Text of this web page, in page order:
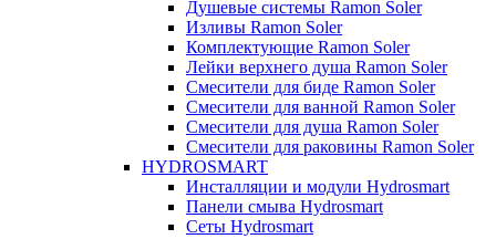
Душевые системы Ramon Soler
Изливы Ramon Soler
Комплектующие Ramon Soler
Лейки верхнего душа Ramon Soler
Смесители для биде Ramon Soler
Смесители для ванной Ramon Soler
Смесители для душа Ramon Soler
Смесители для раковины Ramon Soler
HYDROSMART
Инсталляции и модули Hydrosmart
Панели смыва Hydrosmart
Сеты Hydrosmart